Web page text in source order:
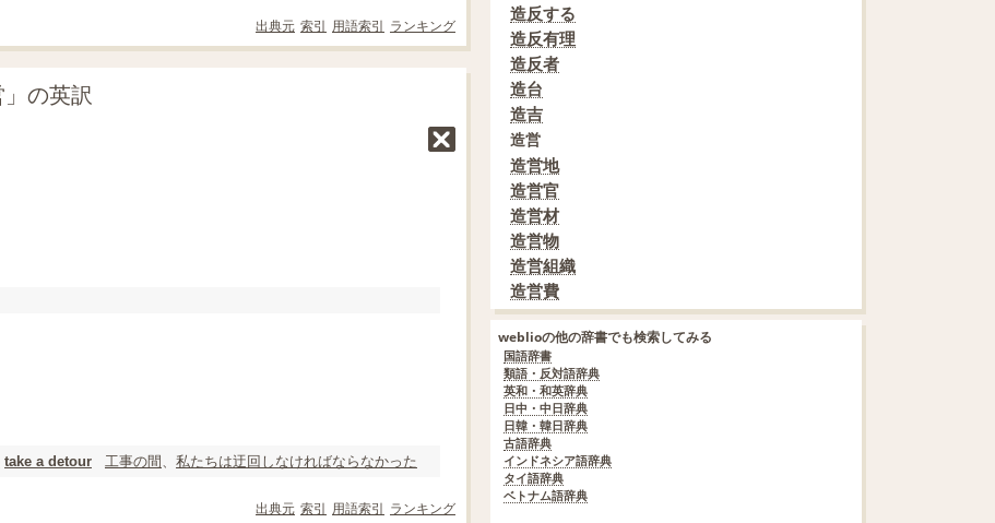
出典元 索引 用語索引 ランキング
の英訳
take a detour 工事の間 私たちは迂回しなければならなかった
出典元 索引 用語索引 ランキング
造反する
造反有理
造反者
造台
造吉
造営
造営地
造営官
造営材
造営物
造営組織
造営費
weblioの他の辞書でも検索してみる
国語辞書
類語・反対語辞典
英和・和英辞典
日中・中日辞典
日韓・韓日辞典
古語辞典
インドネシア語辞典
タイ語辞典
ベトナム語辞典